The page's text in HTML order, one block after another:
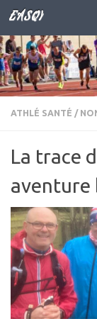
Skip to content
EASQY
ATHLÉ SANTÉ /
La trace
aventure